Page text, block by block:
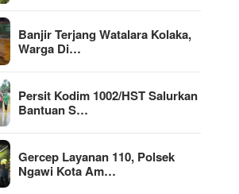
Banjir Terjang Watalara Kolaka,
Warga Di…
Persit Kodim 1002/HST Salurkan
Bantuan S…
Gercep Layanan 110, Polsek
Ngawi Kota Am…